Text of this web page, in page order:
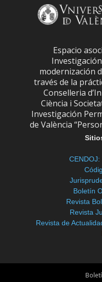
Espacio
modernización
través de la
Conselleria
Ciència i
Investigación
de València
CENDOJ:
Boletín
Revista
Revista
Revista de